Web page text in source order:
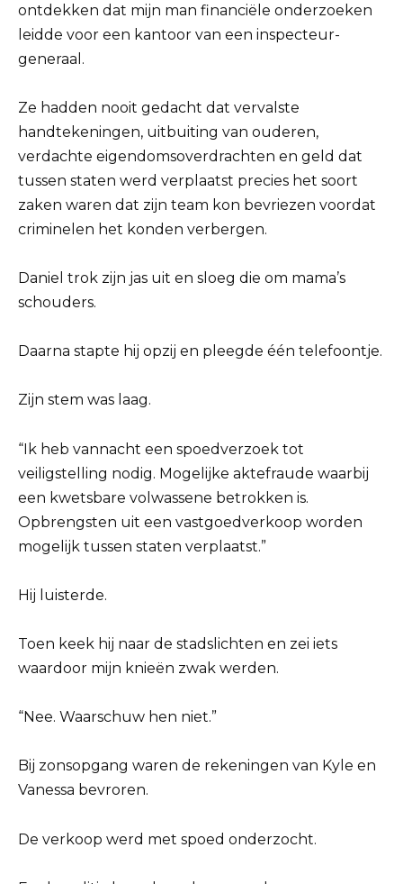
ontdekken dat mijn man financiële onderzoeken
leidde voor een kantoor van een inspecteur-
generaal.
Ze hadden nooit gedacht dat vervalste
handtekeningen, uitbuiting van ouderen,
verdachte eigendomsoverdrachten en geld dat
tussen staten werd verplaatst precies het soort
zaken waren dat zijn team kon bevriezen voordat
criminelen het konden verbergen.
Daniel trok zijn jas uit en sloeg die om mama’s
schouders.
Daarna stapte hij opzij en pleegde één telefoontje.
Zijn stem was laag.
“Ik heb vannacht een spoedverzoek tot
veiligstelling nodig. Mogelijke aktefraude waarbij
een kwetsbare volwassene betrokken is.
Opbrengsten uit een vastgoedverkoop worden
mogelijk tussen staten verplaatst.”
Hij luisterde.
Toen keek hij naar de stadslichten en zei iets
waardoor mijn knieën zwak werden.
“Nee. Waarschuw hen niet.”
Bij zonsopgang waren de rekeningen van Kyle en
Vanessa bevroren.
De verkoop werd met spoed onderzocht.